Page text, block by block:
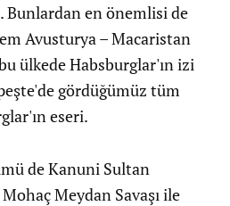
en önemlisi de
Avusturya – Macaristan
ülkede Habsburglar'ın izi
gördüğümüz tüm
eseri.
de Kanuni Sultan
Meydan Savaşı ile